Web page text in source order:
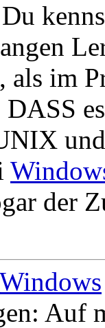
im
DASS
der
Windows
Auf